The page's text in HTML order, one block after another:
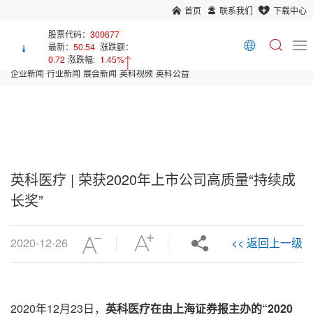
首页 联系我们
下载中心
股票代码： 300677
最新： 50.54 涨跌额：
0.72 涨跌幅: 1.45%
Array
企业新闻 行业新闻 展会新闻 英科视频 英科公益
英科医疗 | 荣获2020年上市公司高质量“持续成
长奖”
2020-12-26 << 返回上一级
2020年12月23日， 英科医疗在由上海证券报主办的“2020